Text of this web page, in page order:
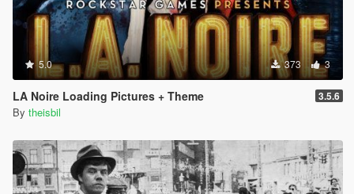
5.0 373 3
LA Noire Loading Pictures + Theme 3.5.6
By theisbil